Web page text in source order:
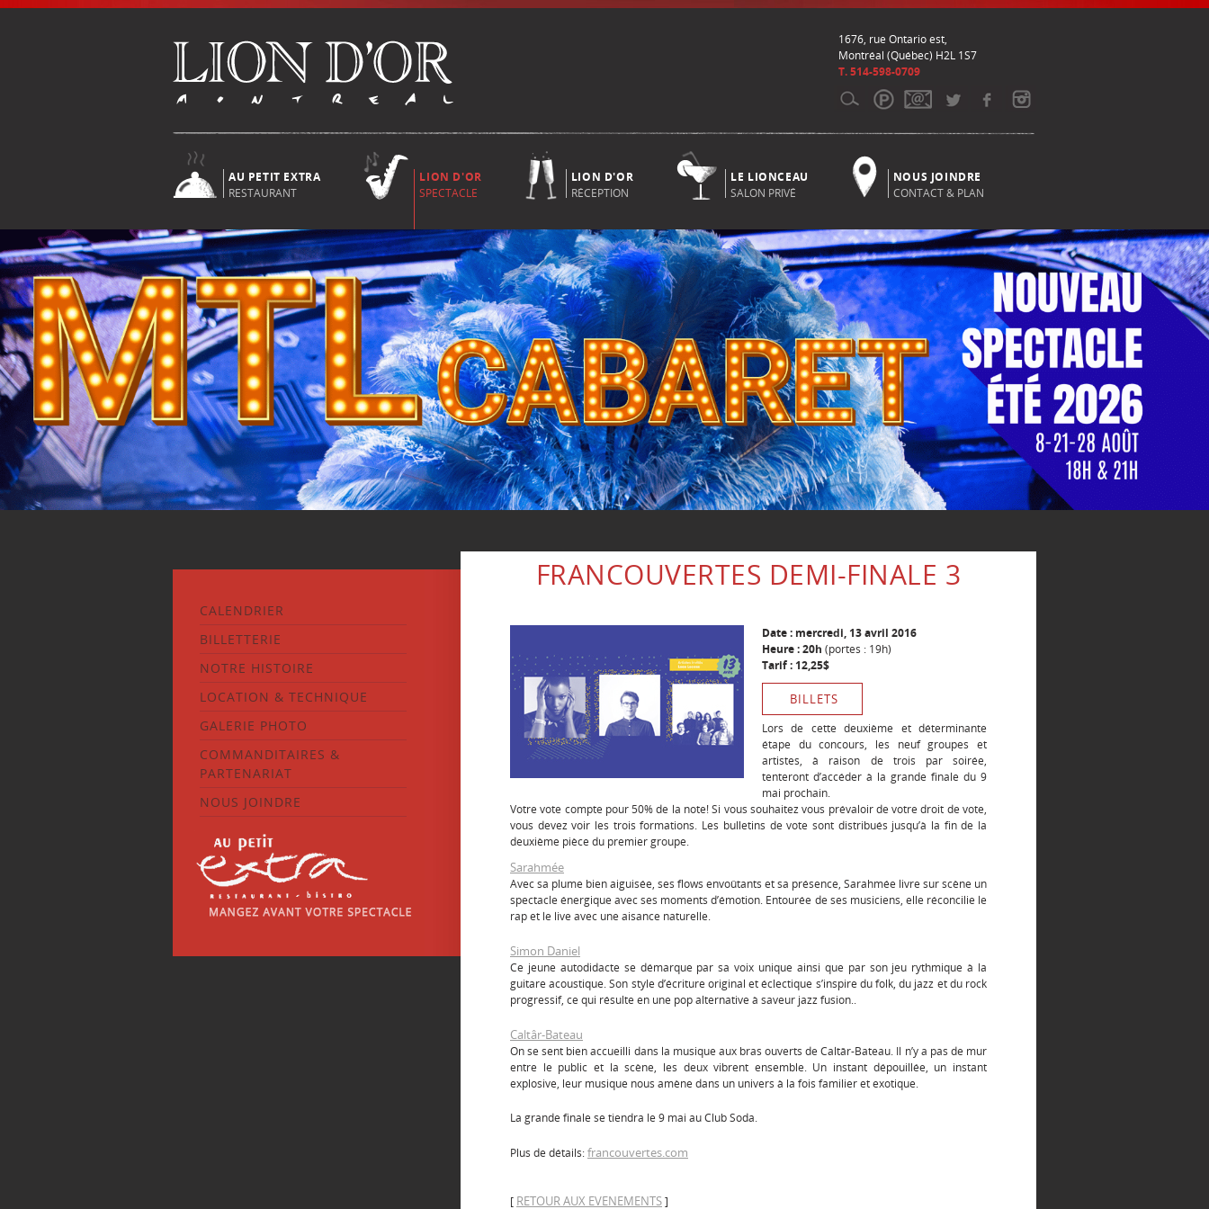
1676, rue Ontario est,
Montréal (Québec) H2L 1S7
T. 514-598-0709
AU PETIT EXTRA
RESTAURANT
LION D'OR
SPECTACLE
LION D'OR
RÉCEPTION
LE LIONCEAU
SALON PRIVÉ
NOUS JOINDRE
CONTACT & PLAN
CALENDRIER
BILLETTERIE
NOTRE HISTOIRE
LOCATION & TECHNIQUE
GALERIE PHOTO
COMMANDITAIRES &
PARTENARIAT
NOUS JOINDRE
FRANCOUVERTES DEMI-FINALE 3
Date : mercredi, 13 avril 2016
Heure : 20h (portes : 19h)
Tarif : 12,25$
BILLETS
Lors de cette deuxième et déterminante
étape du concours, les neuf groupes et
artistes, à raison de trois par soirée,
tenteront d’accéder à la grande finale du 9
mai prochain.
Votre vote compte pour 50% de la note! Si vous souhaitez vous prévaloir de votre droit de vote,
vous devez voir les trois formations. Les bulletins de vote sont distribués jusqu’à la fin de la
deuxième pièce du premier groupe.
Sarahmée
Avec sa plume bien aiguisée, ses flows envoûtants et sa présence, Sarahmée livre sur scène un
spectacle énergique avec ses moments d’émotion. Entourée de ses musiciens, elle réconcilie le
rap et le live avec une aisance naturelle.
Simon Daniel
Ce jeune autodidacte se démarque par sa voix unique ainsi que par son jeu rythmique à la
guitare acoustique. Son style d’écriture original et éclectique s’inspire du folk, du jazz et du rock
progressif, ce qui résulte en une pop alternative à saveur jazz fusion..
Caltâr-Bateau
On se sent bien accueilli dans la musique aux bras ouverts de Caltâr-Bateau. Il n’y a pas de mur
entre le public et la scène, les deux vibrent ensemble. Un instant dépouillée, un instant
explosive, leur musique nous amène dans un univers à la fois familier et exotique.
La grande finale se tiendra le 9 mai au Club Soda.
Plus de détails:francouvertes.com
[ RETOUR AUX EVENEMENTS]